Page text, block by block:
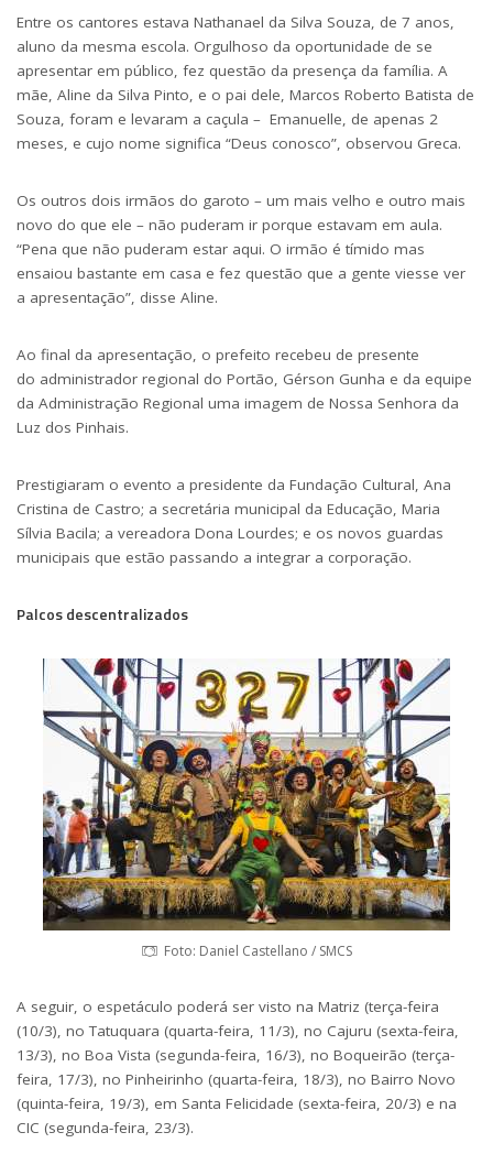
Entre os cantores estava Nathanael da Silva Souza, de 7 anos,
aluno da mesma escola. Orgulhoso da oportunidade de se
apresentar em público, fez questão da presença da família. A
mãe, Aline da Silva Pinto, e o pai dele, Marcos Roberto Batista de
Souza, foram e levaram a caçula – Emanuelle, de apenas 2
meses, e cujo nome significa “Deus conosco”, observou Greca.
Os outros dois irmãos do garoto – um mais velho e outro mais
novo do que ele – não puderam ir porque estavam em aula.
“Pena que não puderam estar aqui. O irmão é tímido mas
ensaiou bastante em casa e fez questão que a gente viesse ver
a apresentação”, disse Aline.
Ao final da apresentação, o prefeito recebeu de presente
do administrador regional do Portão, Gérson Gunha e da equipe
da Administração Regional uma imagem de Nossa Senhora da
Luz dos Pinhais.
Prestigiaram o evento a presidente da Fundação Cultural, Ana
Cristina de Castro; a secretária municipal da Educação, Maria
Sílvia Bacila; a vereadora Dona Lourdes; e os novos guardas
municipais que estão passando a integrar a corporação.
Palcos descentralizados
Foto: Daniel Castellano / SMCS
A seguir, o espetáculo poderá ser visto na Matriz (terça-feira
(10/3), no Tatuquara (quarta-feira, 11/3), no Cajuru (sexta-feira,
13/3), no Boa Vista (segunda-feira, 16/3), no Boqueirão (terça-
feira, 17/3), no Pinheirinho (quarta-feira, 18/3), no Bairro Novo
(quinta-feira, 19/3), em Santa Felicidade (sexta-feira, 20/3) e na
CIC (segunda-feira, 23/3).